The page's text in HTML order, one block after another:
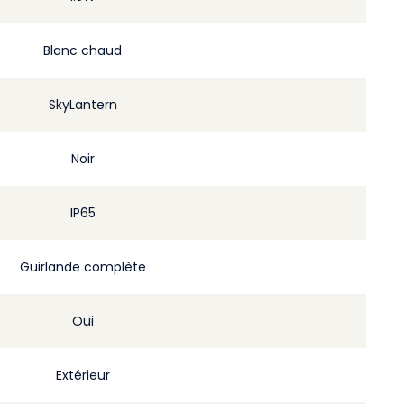
Blanc chaud
SkyLantern
Noir
IP65
Guirlande complète
Oui
Extérieur